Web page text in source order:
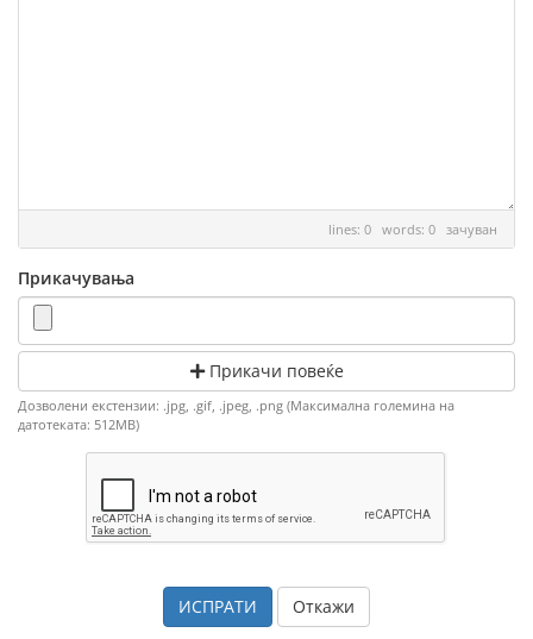
lines: 0 words: 0 зачуван
Прикачувања
Прикачи повеќе
Дозволени екстензии: .jpg, .gif, .jpeg, .png (Максимална големина на
датотеката: 512MB)
Откажи